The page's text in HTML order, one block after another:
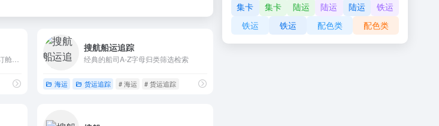
搜航船运追踪
经典的船司A-Z字母归类筛选检索
海运 货运追踪 # 海运 # 货运追踪
集卡
集卡 陆运 陆运 陆运
铁运
铁运
铁运 配色类 配色类